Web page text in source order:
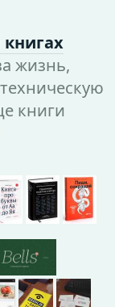
жизнь,
книги